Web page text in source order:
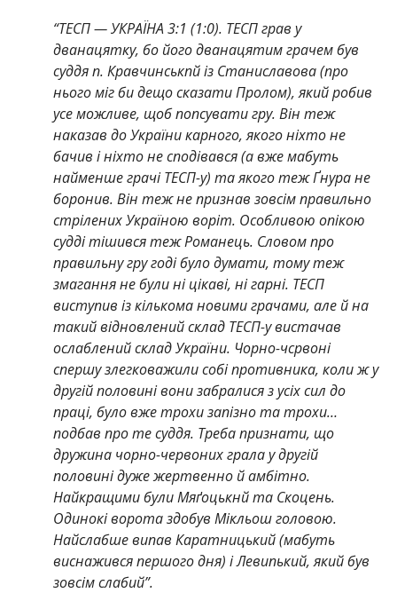
“ТЕСП — УКРАЇНА 3:1 (1:0). ТЕСП грав у
дванацятку, бо його дванацятим грачем був
суддя п. Кравчинськпй із Станиславова (про
нього міг би дещо сказати Пролом), який робив
усе можливе, щоб попсувати гру. Він теж
наказав до України карного, якого ніхто не
бачив і ніхто не сподівався (а вже мабуть
найменше грачі ТЕСП-у) та якого теж Ґнура не
боронив. Він теж не признав зовсім правильно
стрілених Україною воріт. Особливою опікою
судді тішився теж Романець. Словом про
правильну гру годі було думати, тому теж
змагання не були ні цікаві, ні гарні. ТЕСП
виступив із кількома новими грачами, але й на
такий відновлений склад ТЕСП-у вистачав
ослаблений склад України. Чорно-чсрвоні
спершу злегковажили собі противника, коли ж у
другій половині вони забралися з усіх сил до
праці, було вже трохи запізно та трохи…
подбав про те суддя. Треба признати, що
дружина чорно-червоних грала у другій
половині дуже жертвенно й амбітно.
Найкращими були Мяґоцькнй та Скоцень.
Одинокі ворота здобув Мікльош головою.
Найслабше випав Каратницький (мабуть
виснажився першого дня) і Левипький, який був
зовсім слабий”.